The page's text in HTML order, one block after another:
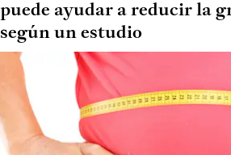
puede ayudar a reducir la
según un estudio